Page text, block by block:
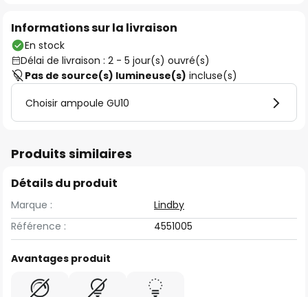
Informations sur la livraison
En stock
Délai de livraison : 2 - 5 jour(s) ouvré(s)
Pas de source(s) lumineuse(s) incluse(s)
Choisir ampoule GU10
Produits similaires
Détails du produit
Marque :
Lindby
Référence :
4551005
Avantages produit